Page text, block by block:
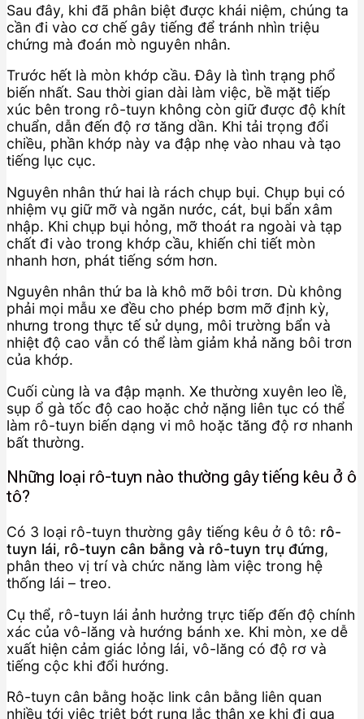
Sau đây, khi đã phân biệt được khái niệm, chúng ta
cần đi vào cơ chế gây tiếng để tránh nhìn triệu
chứng mà đoán mò nguyên nhân.
Trước hết là mòn khớp cầu. Đây là tình trạng phổ
biến nhất. Sau thời gian dài làm việc, bề mặt tiếp
xúc bên trong rô-tuyn không còn giữ được độ khít
chuẩn, dẫn đến độ rơ tăng dần. Khi tải trọng đổi
chiều, phần khớp này va đập nhẹ vào nhau và tạo
tiếng lục cục.
Nguyên nhân thứ hai là rách chụp bụi. Chụp bụi có
nhiệm vụ giữ mỡ và ngăn nước, cát, bụi bẩn xâm
nhập. Khi chụp bụi hỏng, mỡ thoát ra ngoài và tạp
chất đi vào trong khớp cầu, khiến chi tiết mòn
nhanh hơn, phát tiếng sớm hơn.
Nguyên nhân thứ ba là khô mỡ bôi trơn. Dù không
phải mọi mẫu xe đều cho phép bơm mỡ định kỳ,
nhưng trong thực tế sử dụng, môi trường bẩn và
nhiệt độ cao vẫn có thể làm giảm khả năng bôi trơn
của khớp.
Cuối cùng là va đập mạnh. Xe thường xuyên leo lề,
sụp ổ gà tốc độ cao hoặc chở nặng liên tục có thể
làm rô-tuyn biến dạng vi mô hoặc tăng độ rơ nhanh
bất thường.
Những loại rô-tuyn nào thường gây tiếng kêu ở ô
tô?
Có 3 loại rô-tuyn thường gây tiếng kêu ở ô tô: rô-
tuyn lái, rô-tuyn cân bằng và rô-tuyn trụ đứng,
phân theo vị trí và chức năng làm việc trong hệ
thống lái – treo.
Cụ thể, rô-tuyn lái ảnh hưởng trực tiếp đến độ chính
xác của vô-lăng và hướng bánh xe. Khi mòn, xe dễ
xuất hiện cảm giác lỏng lái, vô-lăng có độ rơ và
tiếng cộc khi đổi hướng.
Rô-tuyn cân bằng hoặc link cân bằng liên quan
nhiều tới việc triệt bớt rung lắc thân xe khi đi qua